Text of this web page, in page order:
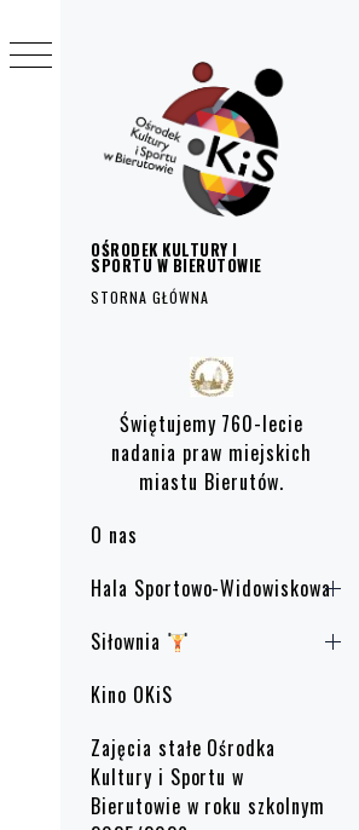
OŚRODEK KULTURY I
SPORTU W BIERUTOWIE
STORNA GŁÓWNA
Świętujemy 760-lecie
nadania praw miejskich
miastu Bierutów.
O nas
Hala Sportowo-Widowiskowa
Siłownia
Kino OKiS
Zajęcia stałe Ośrodka
Kultury i Sportu w
Bierutowie w roku szkolnym